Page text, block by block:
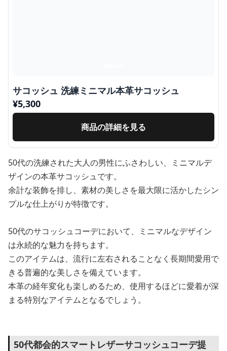
サコッシュ 洗練ミニマル本革サコッシュ
¥5,300
商品の詳細を見る
50代の洗練された大人の男性にふさわしい、ミニマルデ
ザインの本革サコッシュです。
余計な装飾を排し、素材の美しさを最大限に活かしたシン
プルな仕上がりが特徴です。
50代のサコッシュコーデにおいて、ミニマルなデザイン
は永続的な魅力を持ちます。
このアイテムは、流行に左右されることなく長期間愛用で
きる普遍的な美しさを備えています。
本革の経年変化も楽しめるため、使用するほどに愛着が深
まる特別なアイテムとなるでしょう。
50代都会的スマートレザーサコッシュコーデ提